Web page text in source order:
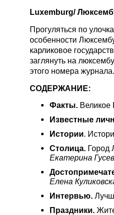
Luxemburg/
Прогуляться по
особенности
карликовое
заглянуть на
этого номера
СОДЕРЖАНИЕ:
Факты. Великое
Известные
Истории.
Столица. Город
Екатерина
Елена
Интервью.
Праздники.